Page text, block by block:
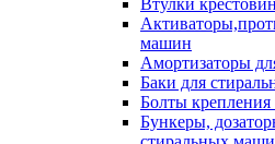
Втулки
машин
Амортизаторы
Баки для
Болты
Бункеры,